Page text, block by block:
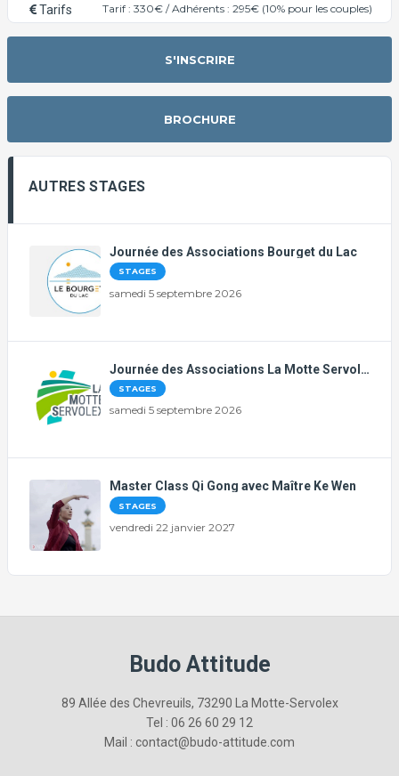
Tarifs Tarif : 330€ / Adhérents : 295€ (10% pour les couples)
S'INSCRIRE
BROCHURE
AUTRES STAGES
Journée des Associations Bourget du Lac
STAGES
samedi 5 septembre 2026
Journée des Associations La Motte Servolex et Bourget du Lac
STAGES
samedi 5 septembre 2026
Master Class Qi Gong avec Maître Ke Wen
STAGES
vendredi 22 janvier 2027
Budo Attitude
89 Allée des Chevreuils, 73290 La Motte-Servolex
Tel : 06 26 60 29 12
Mail : contact@budo-attitude.com